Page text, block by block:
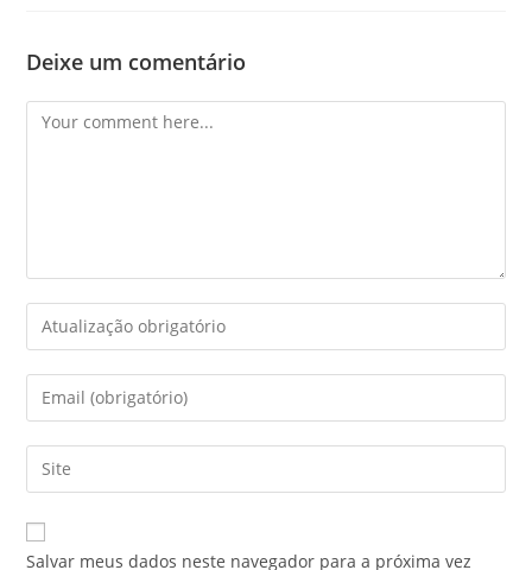
Deixe um comentário
Salvar meus dados neste navegador para a próxima vez